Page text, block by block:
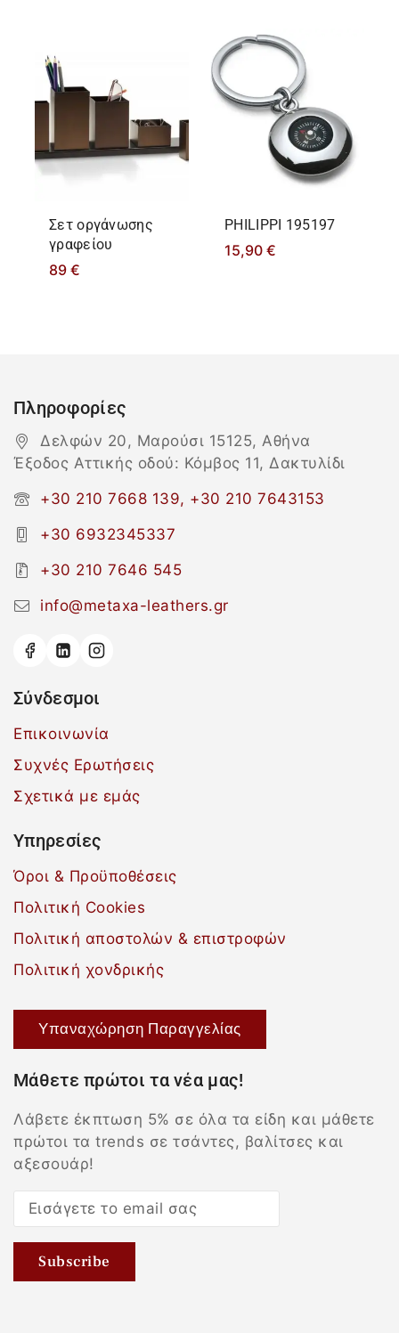
Σετ οργάνωσης
γραφείου
89 €
PHILIPPΙ 195197
15,90 €
Πληροφορίες
Δελφών 20, Μαρούσι 15125, Αθήνα
Έξοδος Αττικής οδού: Κόμβος 11, Δακτυλίδι
+30 210 7668 139, +30 210 7643153
+30 6932345337
+30 210 7646 545
info@metaxa-leathers.gr
Σύνδεσμοι
Επικοινωνία
Συχνές Ερωτήσεις
Σχετικά με εμάς
Υπηρεσίες
Όροι & Προϋποθέσεις
Πολιτική Cookies
Πολιτική αποστολών & επιστροφών
Πολιτική χονδρικής
Υπαναχώρηση Παραγγελίας
Μάθετε πρώτοι τα νέα μας!
Λάβετε έκπτωση 5% σε όλα τα είδη και μάθετε
πρώτοι τα trends σε τσάντες, βαλίτσες και
αξεσουάρ!